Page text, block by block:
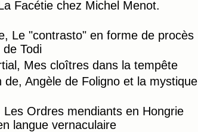
Facétie chez Michel Menot.
Le "contrasto" en forme de procès
Todi
Mes cloîtres dans la tempête
de, Angèle de Foligno et la mystique
Les Ordres mendiants en Hongrie
langue vernaculaire